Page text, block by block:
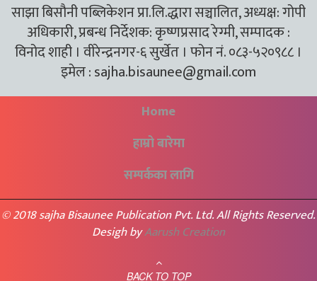
साझा बिसौनी पब्लिकेशन प्रा.लि.द्धारा सञ्चालित, अध्यक्ष: गोपी
अधिकारी, प्रबन्ध निर्देशक: कृष्णप्रसाद रेग्मी, सम्पादक :
विनोद शाही । वीरेन्द्रनगर-६ सुर्खेत । फोन नं. ०८३-५२०९८८ ।
इमेल :sajha.bisaunee@gmail.com
Home
हाम्रो बारेमा
सम्पर्कका लागि
© 2018 sajha Bisaunee Publication Pvt. Ltd. All Rights Reserved.
Desigh byAarush Creation
BACK TO TOP